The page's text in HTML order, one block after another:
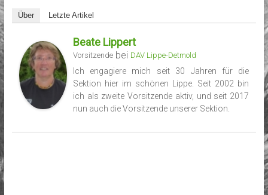
Über Letzte Artikel
Beate Lippert
Vorsitzendebei DAV Lippe-Detmold
Ich engagiere mich seit 30 Jahren für die
Sektion hier im schönen Lippe. Seit 2002 bin
ich als zweite Vorsitzende aktiv, und seit 2017
nun auch die Vorsitzende unserer Sektion.